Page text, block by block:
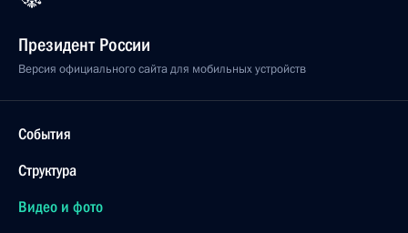
Президент России
Версия официального сайта для мобильных устройств
События
Структура
Видео и фото